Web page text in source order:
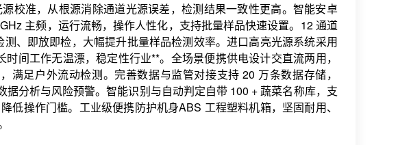
校准，从根源消除通道光源误差，检测结果一致性更高。智能安卓
主频，运行流畅，操作人性化，支持批量样品快速设置。12 通道
、即放即检，大幅提升批量样品检测效率。进口高亮光源系统采用
间工作无温漂，稳定性行业**。全场景便携供电设计交直流两用，
足户外流动检测。完善数据与监管对接支持 20 万条数据存储，
分析与风险预警。智能识别与自动判定自带 100 + 蔬菜名称库，支
操作门槛。工业级便携防护机身ABS 工程塑料机箱，坚固耐用、